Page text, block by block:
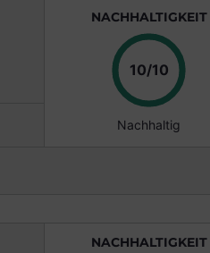
NACHHALTIGKEIT
10/10Punkte
Nachhaltig
NACHHALTIGKEIT